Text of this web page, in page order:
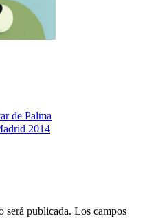
de Palma
2014
será publicada. Los campos